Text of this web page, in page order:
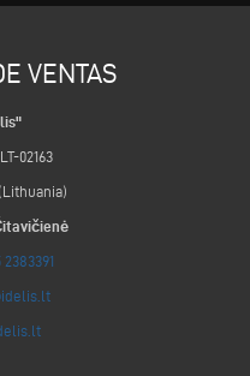
VENTAS
02163
2383391